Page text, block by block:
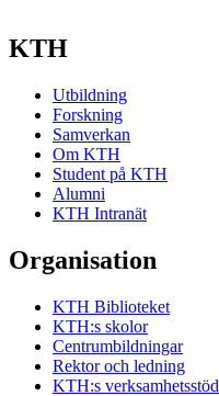
KTH
Utbildning
Forskning
Samverkan
Om KTH
Student på KTH
Alumni
KTH Intranät
Organisation
KTH Biblioteket
KTH:s skolor
Centrumbildningar
Rektor och ledning
KTH:s verksamhetsstöd